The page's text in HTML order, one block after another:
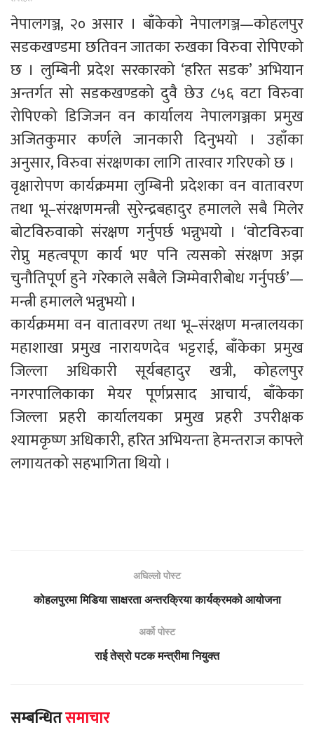
नेपालगञ्ज, २० असार । बाँकेको नेपालगञ्ज—कोहलपुर
सडकखण्डमा छतिवन जातका रुखका विरुवा रोपिएको
छ । लुम्बिनी प्रदेश सरकारको ‘हरित सडक’ अभियान
अन्तर्गत सो सडकखण्डको दुवै छेउ ८५६ वटा विरुवा
रोपिएको डिजिजन वन कार्यालय नेपालगञ्जका प्रमुख
अजितकुमार कर्णले जानकारी दिनुभयो । उहाँका
अनुसार, विरुवा संरक्षणका लागि तारवार गरिएको छ ।
वृक्षारोपण कार्यक्रममा लुम्बिनी प्रदेशका वन वातावरण
तथा भू–संरक्षणमन्त्री सुरेन्द्रबहादुर हमालले सबै मिलेर
बोटविरुवाको संरक्षण गर्नुपर्छ भन्नुभयो । ‘वोटविरुवा
रोप्नु महत्वपूण कार्य भए पनि त्यसको संरक्षण अझ
चुनौतिपूर्ण हुने गरेकाले सबैले जिम्मेवारीबोध गर्नुपर्छ’—
मन्त्री हमालले भन्नुभयो ।
कार्यक्रममा वन वातावरण तथा भू–संरक्षण मन्त्रालयका
महाशाखा प्रमुख नारायणदेव भट्टराई, बाँकेका प्रमुख
जिल्ला अधिकारी सूर्यबहादुर खत्री, कोहलपुर
नगरपालिकाका मेयर पूर्णप्रसाद आचार्य, बाँकेका
जिल्ला प्रहरी कार्यालयका प्रमुख प्रहरी उपरीक्षक
श्यामकृष्ण अधिकारी, हरित अभियन्ता हेमन्तराज काफ्ले
लगायतको सहभागिता थियो ।
अघिल्लो पोस्ट
कोहलपुरमा मिडिया साक्षरता अन्तरक्रिया कार्यक्रमको आयोजना
अर्को पोस्ट
राई तेस्रो पटक मन्त्रीमा नियुक्त
सम्बन्धितसमाचार